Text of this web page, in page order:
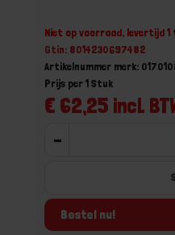
Niet op voorraad, levertijd
Gtin: 8014230697482
Artikelnummer merk:
€ 62,25 incl.
Prijs per 1 Stuk
-
Bestel nu!